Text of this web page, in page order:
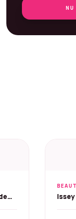
NU